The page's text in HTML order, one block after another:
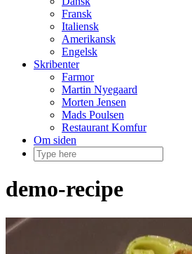
Fransk
Italiensk
Amerikansk
Engelsk
Skribenter
Farmor
Martin Nyegaard
Morten Jensen
Mads Poulsen
Restaurant Komfur
Om siden
demo-recipe